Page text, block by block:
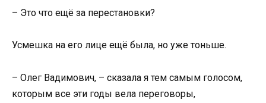
– Это что ещё за перестановки?
Усмешка на его лице ещё была, но уже тоньше.
– Олег Вадимович, – сказала я тем самым голосом,
которым все эти годы вела переговоры,